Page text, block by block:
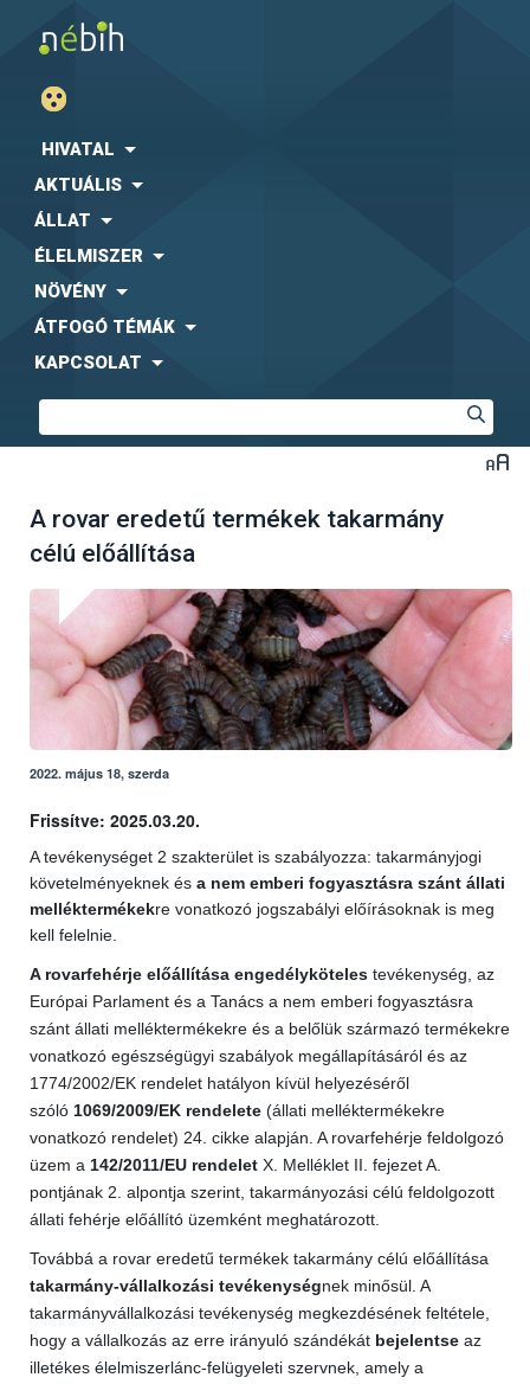
HIVATAL
AKTUÁLIS
ÁLLAT
ÉLELMISZER
NÖVÉNY
ÁTFOGÓ TÉMÁK
KAPCSOLAT
A rovar eredetű termékek takarmány
célú előállítása
2022. május 18, szerda
Frissítve: 2025.03.20.
A tevékenységet 2 szakterület is szabályozza: takarmányjogi
követelményeknek és a nem emberi fogyasztásra szánt állati
melléktermékekre vonatkozó jogszabályi előírásoknak is meg
kell felelnie.
A rovarfehérje előállítása engedélyköteles tevékenység, az
Európai Parlament és a Tanács a nem emberi fogyasztásra
szánt állati melléktermékekre és a belőlük származó termékekre
vonatkozó egészségügyi szabályok megállapításáról és az
1774/2002/EK rendelet hatályon kívül helyezéséről
szóló 1069/2009/EK rendelete (állati melléktermékekre
vonatkozó rendelet) 24. cikke alapján. A rovarfehérje feldolgozó
üzem a 142/2011/EU rendelet X. Melléklet II. fejezet A.
pontjának 2. alpontja szerint, takarmányozási célú feldolgozott
állati fehérje előállító üzemként meghatározott.
Továbbá a rovar eredetű termékek takarmány célú előállítása
takarmány-vállalkozási tevékenységnek minősül. A
takarmányvállalkozási tevékenység megkezdésének feltétele,
hogy a vállalkozás az erre irányuló szándékát bejelentse az
illetékes élelmiszerlánc-felügyeleti szervnek, amely a